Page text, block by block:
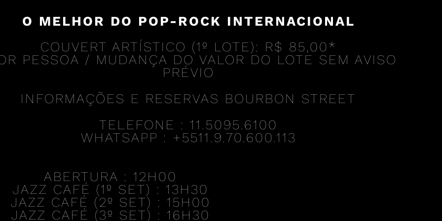
O MELHOR DO POP-ROCK INTERNACIONAL
COUVERT ARTÍSTICO (1º LOTE): R$ 85,00*
PESSOA / MUDANÇA DO VALOR DO LOTE SEM AVISO
PRÉVIO
INFORMAÇÕES E RESERVAS BOURBON STREET
TELEFONE : 11.5095.6100
WHATSAPP : +5511.9.70.600.113
ABERTURA : 12H00
JAZZ CAFÉ (1º SET) : 13H30
JAZZ CAFÉ (2º SET) : 15H00
JAZZ CAFÉ (3º SET) : 16H30